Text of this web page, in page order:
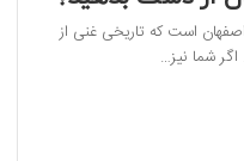
است که تاریخی غنی از
شما نیز…